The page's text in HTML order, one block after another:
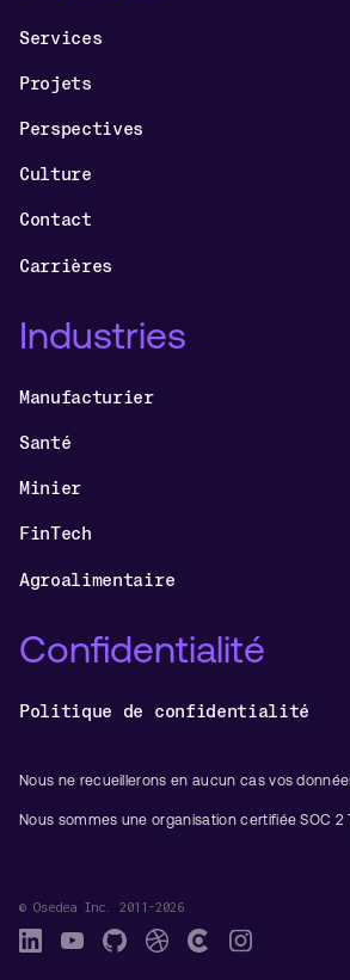
Services
Projets
Perspectives
Culture
Contact
Carrières
Industries
Manufacturier
Santé
Minier
FinTech
Agroalimentaire
Confidentialité
Politique de confidentialité
Nous ne recueillerons en aucun cas vos
Nous sommes une organisation certifiée SOC 2
© Osedea Inc. 2011-2026